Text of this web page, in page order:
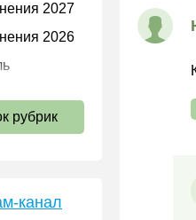
2027
2026
2026
рубрик
канал